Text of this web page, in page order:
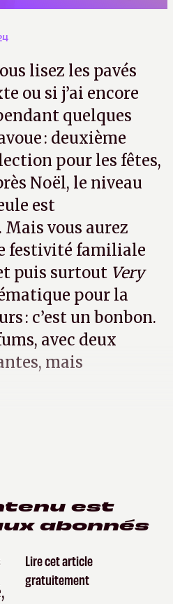
lisez les pavés
ou si j’ai encore
quelques
: deuxième
pour les fêtes,
Noël, le niveau
est
vous aurez
festivité familiale
puis surtout Very
pour la
: c’est un bonbon.
avec deux
mais
est
abonnés
Lire cet article
gratuitement